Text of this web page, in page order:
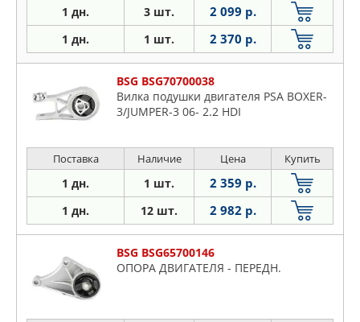
1 дн. 3 шт. 2 099 р.
1 дн. 1 шт. 2 370 р.
BSG BSG70700038
Вилка подушки двигателя PSA BOXER-
3/JUMPER-3 06- 2.2 HDI
Поставка Наличие Цена Купить
1 дн. 1 шт. 2 359 р.
1 дн. 12 шт. 2 982 р.
BSG BSG65700146
ОПОРА ДВИГАТЕЛЯ - ПЕРЕДН.